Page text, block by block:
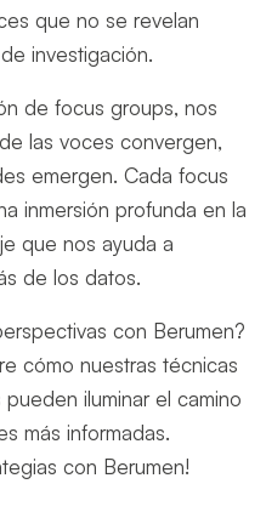
que no se revelan
investigación.
de focus groups, nos
las voces convergen,
emergen. Cada focus
inmersión profunda en la
que nos ayuda a
de los datos.
con Berumen?
cómo nuestras técnicas
iluminar el camino
más informadas.
con Berumen!